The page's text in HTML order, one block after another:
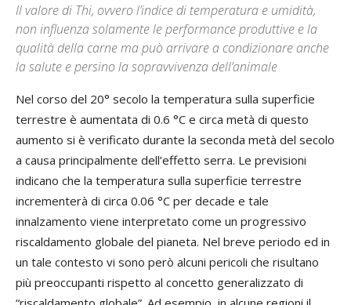
Il valore di Thi, ovvero l’indice di temperatura e umidità,
non influenza solamente le performance produttive e la
qualità della carne ma può arrivare a condizionare anche
la salute e persino la sopravvivenza dell’animale
Nel corso del 20° secolo la temperatura sulla superficie
terrestre è aumentata di 0.6 °C e circa metà di questo
aumento si è verificato durante la seconda metà del secolo
a causa principalmente dell’effetto serra. Le previsioni
indicano che la temperatura sulla superficie terrestre
incrementerà di circa 0.06 °C per decade e tale
innalzamento viene interpretato come un progressivo
riscaldamento globale del pianeta. Nel breve periodo ed in
un tale contesto vi sono però alcuni pericoli che risultano
più preoccupanti rispetto al concetto generalizzato di